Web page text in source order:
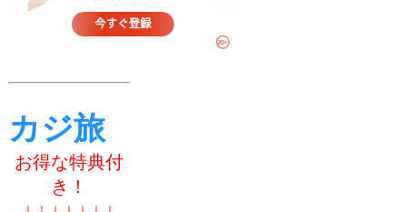
カジ旅
お得な特典付
き！